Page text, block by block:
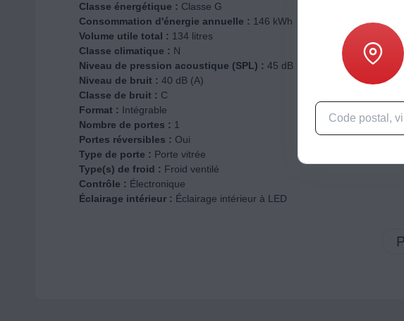
Classe énergétique : Classe G
Consommation d'énergie annuelle : 146 kWh
Volume utile total : 134 litres
Classe climatique : N
Niveau de pression acoustique (SPL) : 45 dB
Niveau de bruit : 40 dB (A)
Classe de bruit : C
Format : Intégrable
Nombre de portes : 1
Portes réversibles : Oui
Type de porte : Porte vitrée
Type(s) de froid : Froid ventilé
Contrôle : Électronique
Éclairage intérieur : Éclairage intérieur à LED